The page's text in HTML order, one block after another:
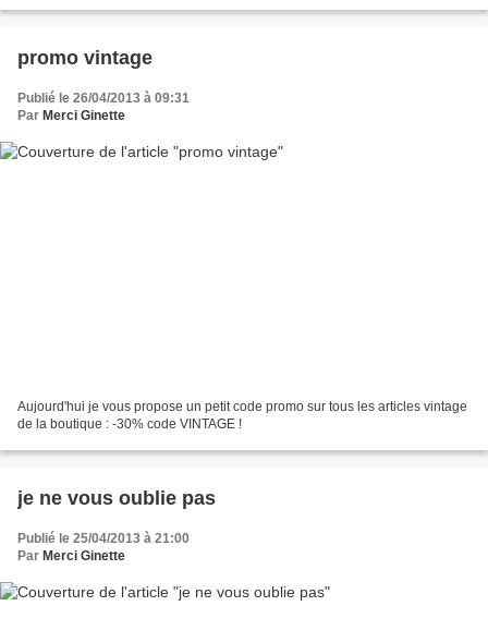
promo vintage
Publié le 26/04/2013 à 09:31
Par Merci Ginette
Aujourd'hui je vous propose un petit code promo sur tous les articles vintage
de la boutique : -30% code VINTAGE !
je ne vous oublie pas
Publié le 25/04/2013 à 21:00
Par Merci Ginette